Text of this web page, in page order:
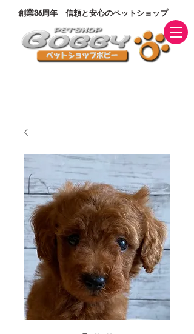
創業36周年 信頼と安心のペットショップ